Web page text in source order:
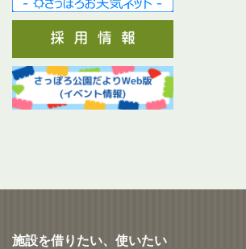
施設を借りたい、使いたい